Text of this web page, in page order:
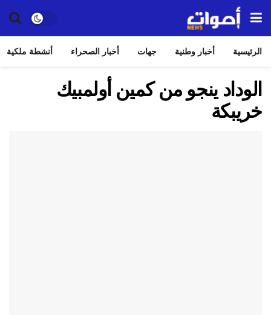
الرئيسية أخبار وطنية جهات أخبار الصحراء أنشطة ملكية
الوداد ينجو من كمين أولمبيك
خريبكة